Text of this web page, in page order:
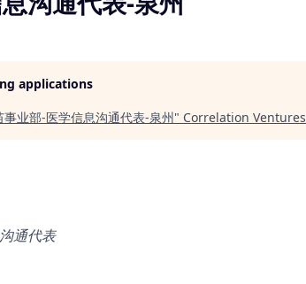
applications
事业部-医学信息沟通代表-泉州" Correlation Ventures
通代表